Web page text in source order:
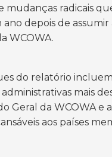
mudanças radicais
depois de assumir
WCOWA.
do relatório
mais
Geral da WCOWA e
​​aos países